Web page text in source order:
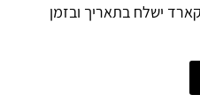
ישלח בתאריך ובזמן